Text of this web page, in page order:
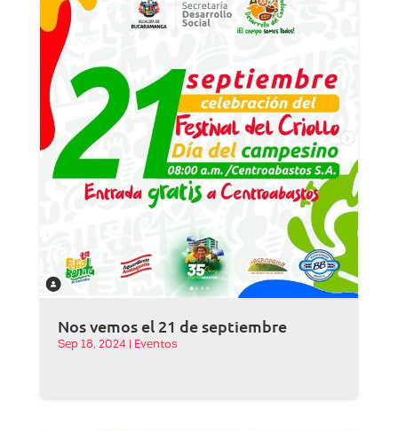
Nos vemos el 21 de septiembre
Sep 18, 2024 Eventos